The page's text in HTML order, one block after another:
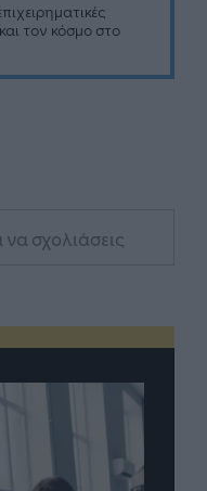
τον κόσμο στο
σχολιάσεις